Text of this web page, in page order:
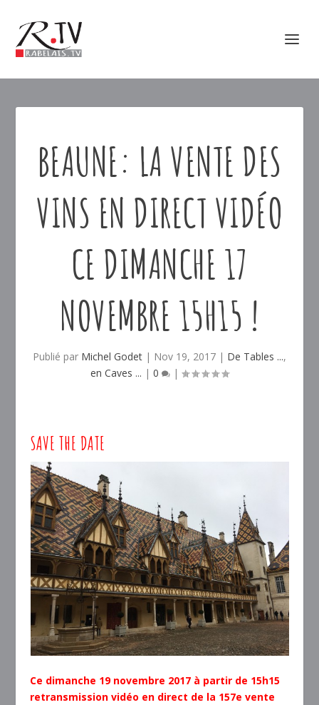
BEAUNE: LA VENTE DES
VINS EN DIRECT VIDÉO
CE DIMANCHE 17
NOVEMBRE 15H15 !
Publié par Michel Godet | Nov 19, 2017 | De Tables ...,
en Caves ... | 0 |
SAVE THE DATE
Ce dimanche 19 novembre 2017 à partir de 15h15
retransmission vidéo en direct de la 157e vente